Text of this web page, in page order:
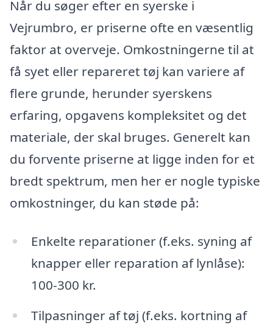
Når du søger efter en syerske i
Vejrumbro, er priserne ofte en væsentlig
faktor at overveje. Omkostningerne til at
få syet eller repareret tøj kan variere af
flere grunde, herunder syerskens
erfaring, opgavens kompleksitet og det
materiale, der skal bruges. Generelt kan
du forvente priserne at ligge inden for et
bredt spektrum, men her er nogle typiske
omkostninger, du kan støde på:
Enkelte reparationer (f.eks. syning af
knapper eller reparation af lynlåse):
100-300 kr.
Tilpasninger af tøj (f.eks. kortning af